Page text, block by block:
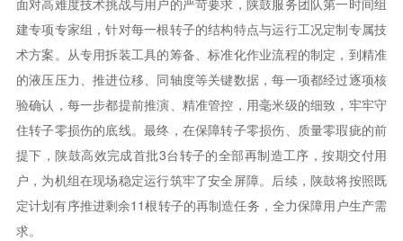
面对高难度技术挑战与用户的严苛要求，陕鼓服务团队第一时间组
建专项专家组，针对每一根转子的结构特点与运行工况定制专属技
术方案。从专用拆装工具的筹备、标准化作业流程的制定，到精准
的液压压力、推进位移、同轴度等关键数据，每一项都经过逐项核
验确认，每一步都提前推演、精准管控，用毫米级的细致，牢牢守
住转子零损伤的底线。最终，在保障转子零损伤、质量零瑕疵的前
提下，陕鼓高效完成首批3台转子的全部再制造工序，按期交付用
户，为机组在现场稳定运行筑牢了安全屏障。后续，陕鼓将按照既
定计划有序推进剩余11根转子的再制造任务，全力保障用户生产需
求。